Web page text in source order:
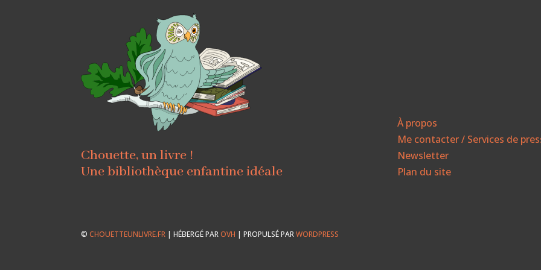
Chouette, un livre !
Une bibliothèque enfantine idéale
À propos
Me contacter / Services de
Newsletter
Plan du site
©CHOUETTEUNLIVRE.FR | HÉBERGÉ PAROVH | PROPULSÉ PARWORDPRESS